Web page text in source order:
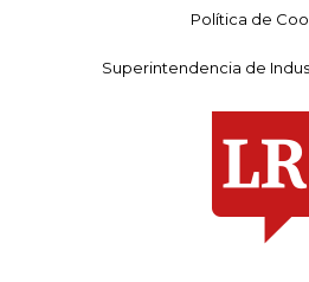
Política de
Superintendencia de